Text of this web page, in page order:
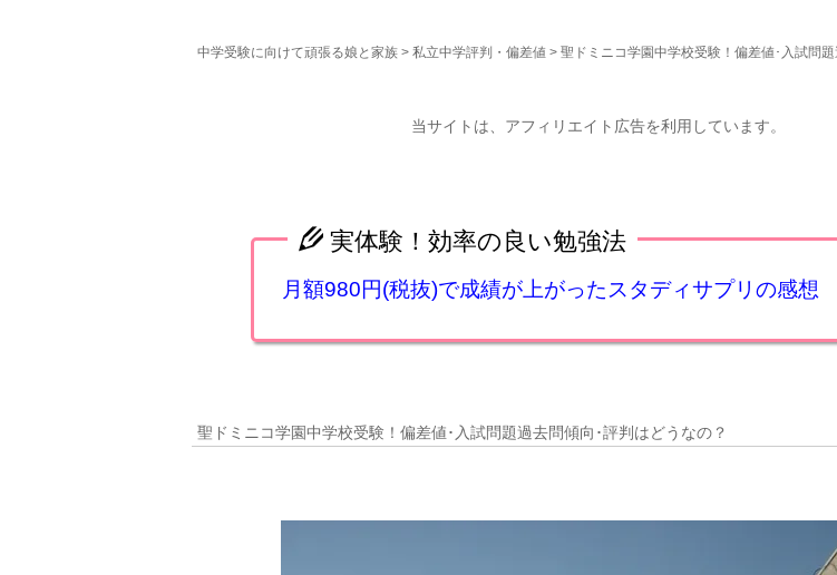
中学受験に向けて頑張る娘と家族 > 私立中学評判・偏差値 > 聖ドミニコ学園中学校受験！偏差値･入試問
当サイトは、アフィリエイト広告を利用しています。
実体験！効率の良い勉強法
月額980円(税抜)で成績が上がったスタディサプリの感想
聖ドミニコ学園中学校受験！偏差値･入試問題過去問傾向･評判はどうなの？